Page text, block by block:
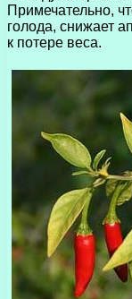
Примечательно,
голода, снижает
к потере веса.